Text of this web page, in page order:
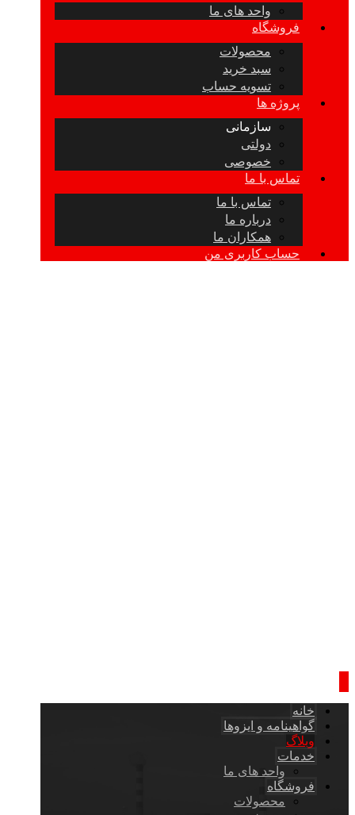
واحد های ما
فروشگاه
محصولات
سبد خرید
تسویه حساب
پروژه ها
سازمانی
دولتی
خصوصی
تماس با ما
تماس با ما
درباره ما
همکاران ما
حساب کاربری من
خانه
گواهینامه و ایزوها
وبلاگ
خدمات
واحد های ما
فروشگاه
محصولات